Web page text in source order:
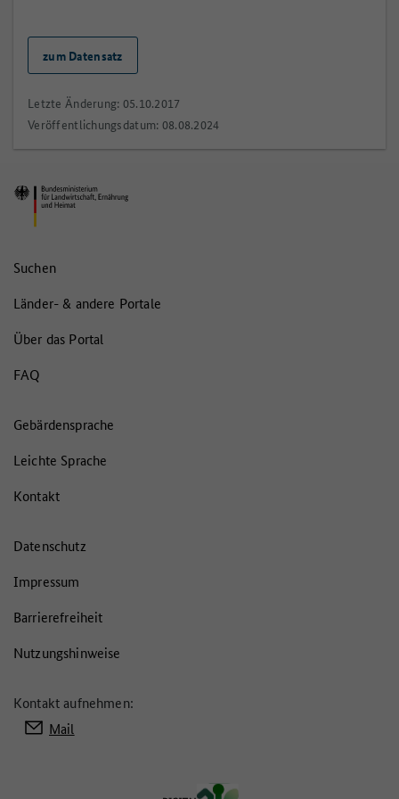
zum Datensatz
Letzte Änderung: 05.10.2017
Veröffentlichungsdatum: 08.08.2024
Suchen
Länder- & andere Portale
Über das Portal
FAQ
Gebärdensprache
Leichte Sprache
Kontakt
Datenschutz
Impressum
Barrierefreiheit
Nutzungshinweise
Kontakt aufnehmen:
Mail